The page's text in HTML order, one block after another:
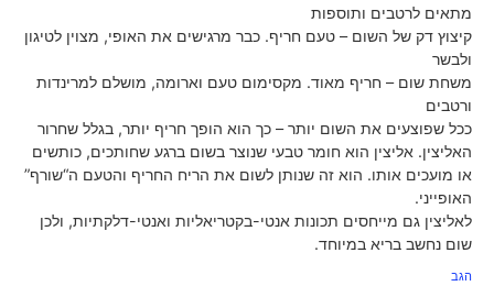
מתאים לרטבים ותוספות
קיצוץ דק של השום – טעם חריף. כבר מרגישים את האופי, מצוין לטיגון
ולבשר
משחת שום – חריף מאוד. מקסימום טעם וארומה, מושלם למרינדות
ורטבים
ככל שפוצעים את השום יותר – כך הוא הופך חריף יותר, בגלל שחרור
האליצין. אליצין הוא חומר טבעי שנוצר בשום ברגע שחותכים, כותשים
או מועכים אותו. הוא זה שנותן לשום את הריח החריף והטעם ה“שורף”
האופייני.
לאליצין גם מייחסים תכונות אנטי-בקטריאליות ואנטי-דלקתיות, ולכן
שום נחשב בריא במיוחד.